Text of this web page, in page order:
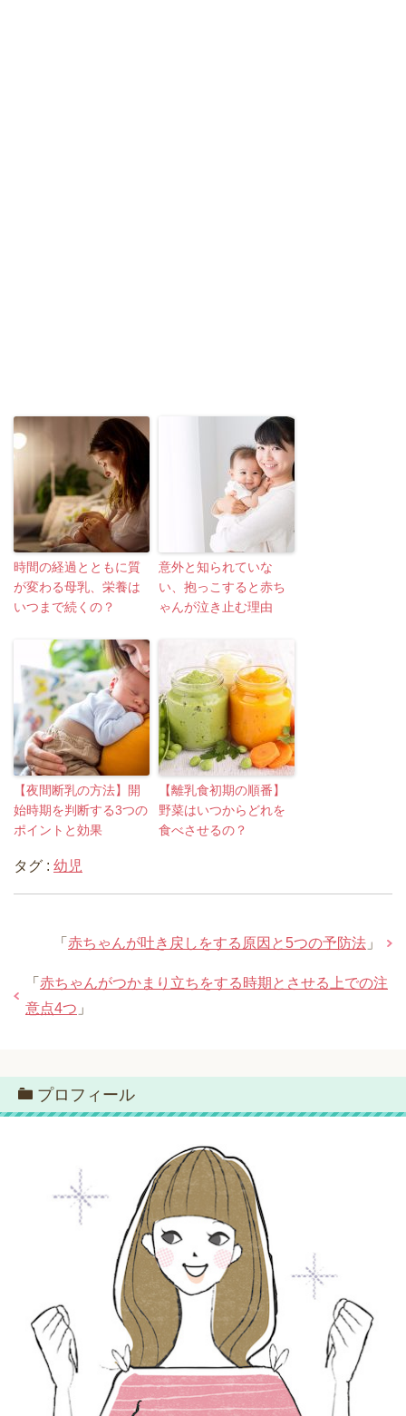
時間の経過とともに質
が変わる母乳、栄養は
いつまで続くの？
意外と知られていな
い、抱っこすると赤ち
ゃんが泣き止む理由
【夜間断乳の方法】開
始時期を判断する3つの
ポイントと効果
【離乳食初期の順番】
野菜はいつからどれを
食べさせるの？
タグ : 幼児
「 赤ちゃんが吐き戻しをする原因と5つの予防法 」
「 赤ちゃんがつかまり立ちをする時期とさせる上での注
意点4つ 」
プロフィール